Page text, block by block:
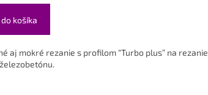
košíka
aj mokré rezanie s profilom “Turbo plus” na rezanie